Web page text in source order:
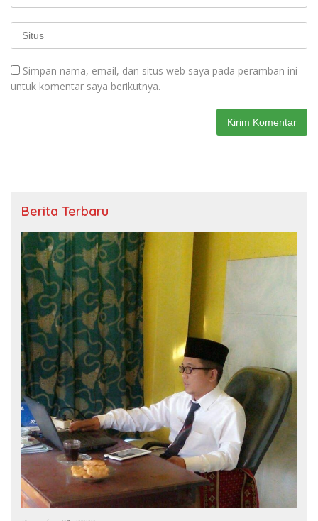
Simpan nama, email, dan situs web saya pada peramban ini
untuk komentar saya berikutnya.
Berita Terbaru